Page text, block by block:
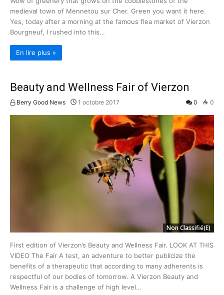
medieval town of Mennetou sur Cher. Green you want it here.
Yes, today after a morning at the famous flea market of Vierzon
Bourgneuf, I rushed into this…
En lire plus »
Beauty and Wellness Fair of Vierzon
Berry Good News 1 octobre 2017 0 0
Non Classifié(e)
First edition of Vierzon’s Beauty and Wellness Fair. LOOK AT THIS
VIDEO The Fair A test, an adventure to better publicize the
benefits of a therapeutic that according to many adherents is
respectful of our bodies of tomorrow. A Vierzon Beauty and
Wellness Fair is a challenge of high level…